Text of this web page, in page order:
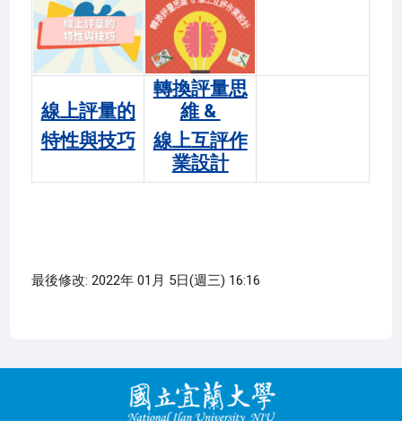
線上評量的
特性與技巧
轉換評量思
維 &
線上互評作
業設計
最後修改: 2022年 01月 5日(週三) 16:16